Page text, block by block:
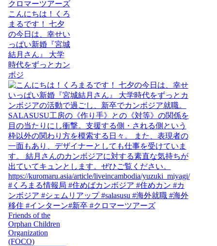
こんにちは！くろ
まるです！ 七夕
の今日は、幸せい
っぱい新婚『宮城
結月さん』 大学
時代をずっとカン
ボジ
Friends of the
Orphan Children
Organization
(FOCO)